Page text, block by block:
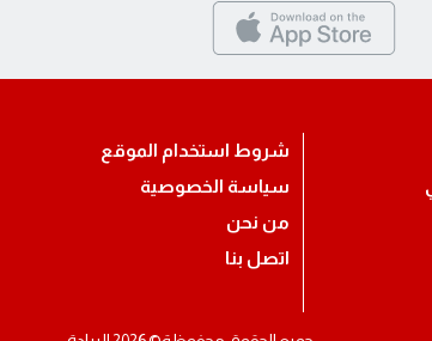
شروط استخدام الموقع
سياسة الخصوصية
من نحن
اتصل بنا